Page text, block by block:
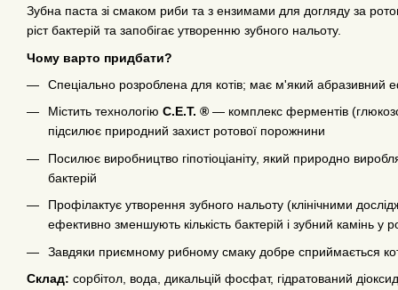
Зубна паста зі смаком риби та з ензимами для догляду за
ріст бактерій та запобігає утворенню зубного нальоту.
Чому варто придбати?
Спеціально розроблена для котів; має м'який абразивний
Містить технологію C.E.T. ® — комплекс ферментів
підсилює природний захист ротової порожнини
Посилює виробництво гіпотіоціаніту, який природно
бактерій
Профілактує утворення зубного нальоту (клінічними
ефективно зменшують кількість бактерій і зубний камінь у
Завдяки приємному рибному смаку добре сприймається
Склад: сорбітол, вода, дикальцій фосфат, гідратований